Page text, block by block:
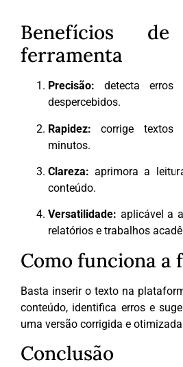
Benefícios
ferramenta
Precisão: detecta erros
despercebidos.
Rapidez: corrige textos
minutos.
Clareza: aprimora a
conteúdo.
Versatilidade: aplicável a
relatórios e trabalhos
Como funciona a
Basta inserir o texto na
conteúdo, identifica erros e
uma versão corrigida e
Conclusão